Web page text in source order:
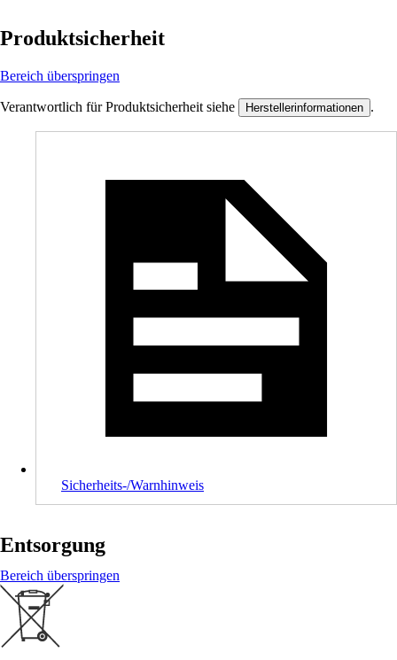
Produktsicherheit
Bereich überspringen
Verantwortlich für Produktsicherheit siehe Herstellerinformationen .
Sicherheits-/Warnhinweis
Entsorgung
Bereich überspringen